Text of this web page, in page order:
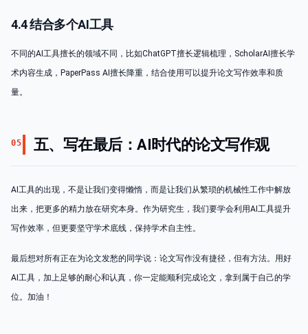
4.4 结合多个AI工具
不同的AI工具擅长的领域不同，比如ChatGPT擅长逻辑梳理，ScholarAI擅长学
术内容生成，PaperPass AI擅长降重，结合使用可以提升论文写作效率和质
量。
05 五、写在最后：AI时代的论文写作观
AI工具的出现，不是让我们变得懒惰，而是让我们从繁琐的机械性工作中解放
出来，把更多的精力放在研究本身。作为研究生，我们要学会利用AI工具提升
写作效率，但更要坚守学术底线，保持学术自主性。
最后想对所有正在为论文发愁的同学说：论文写作没有捷径，但有方法。用好
AI工具，加上足够的耐心和认真，你一定能顺利完成论文，拿到属于自己的学
位。加油！